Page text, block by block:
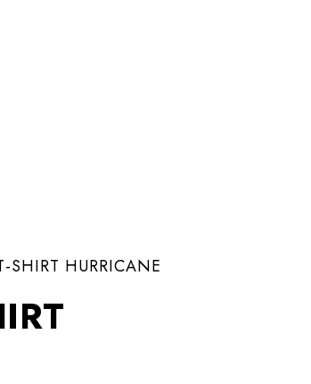
SHIRT HURRICANE